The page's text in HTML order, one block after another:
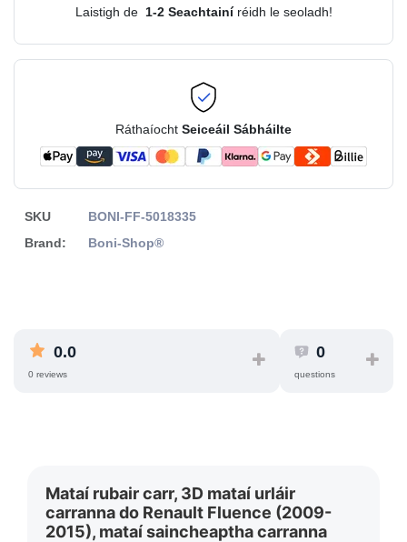
Laistigh de 1-2 Seachtainí réidh le seoladh!
Ráthaíocht Seiceáil Sábháilte
SKU
BONI-FF-5018335
Brand:
Boni-Shop®
0.0
0 reviews
0
questions
Mataí rubair carr, 3D mataí urláir
carranna do Renault Fluence (2009-
2015), mataí saincheaptha carranna